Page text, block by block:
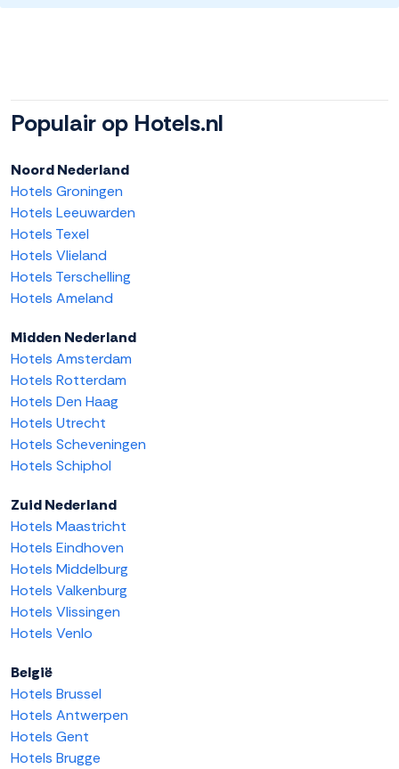
Populair op Hotels.nl
Noord Nederland
Hotels Groningen
Hotels Leeuwarden
Hotels Texel
Hotels Vlieland
Hotels Terschelling
Hotels Ameland
Midden Nederland
Hotels Amsterdam
Hotels Rotterdam
Hotels Den Haag
Hotels Utrecht
Hotels Scheveningen
Hotels Schiphol
Zuid Nederland
Hotels Maastricht
Hotels Eindhoven
Hotels Middelburg
Hotels Valkenburg
Hotels Vlissingen
Hotels Venlo
België
Hotels Brussel
Hotels Antwerpen
Hotels Gent
Hotels Brugge